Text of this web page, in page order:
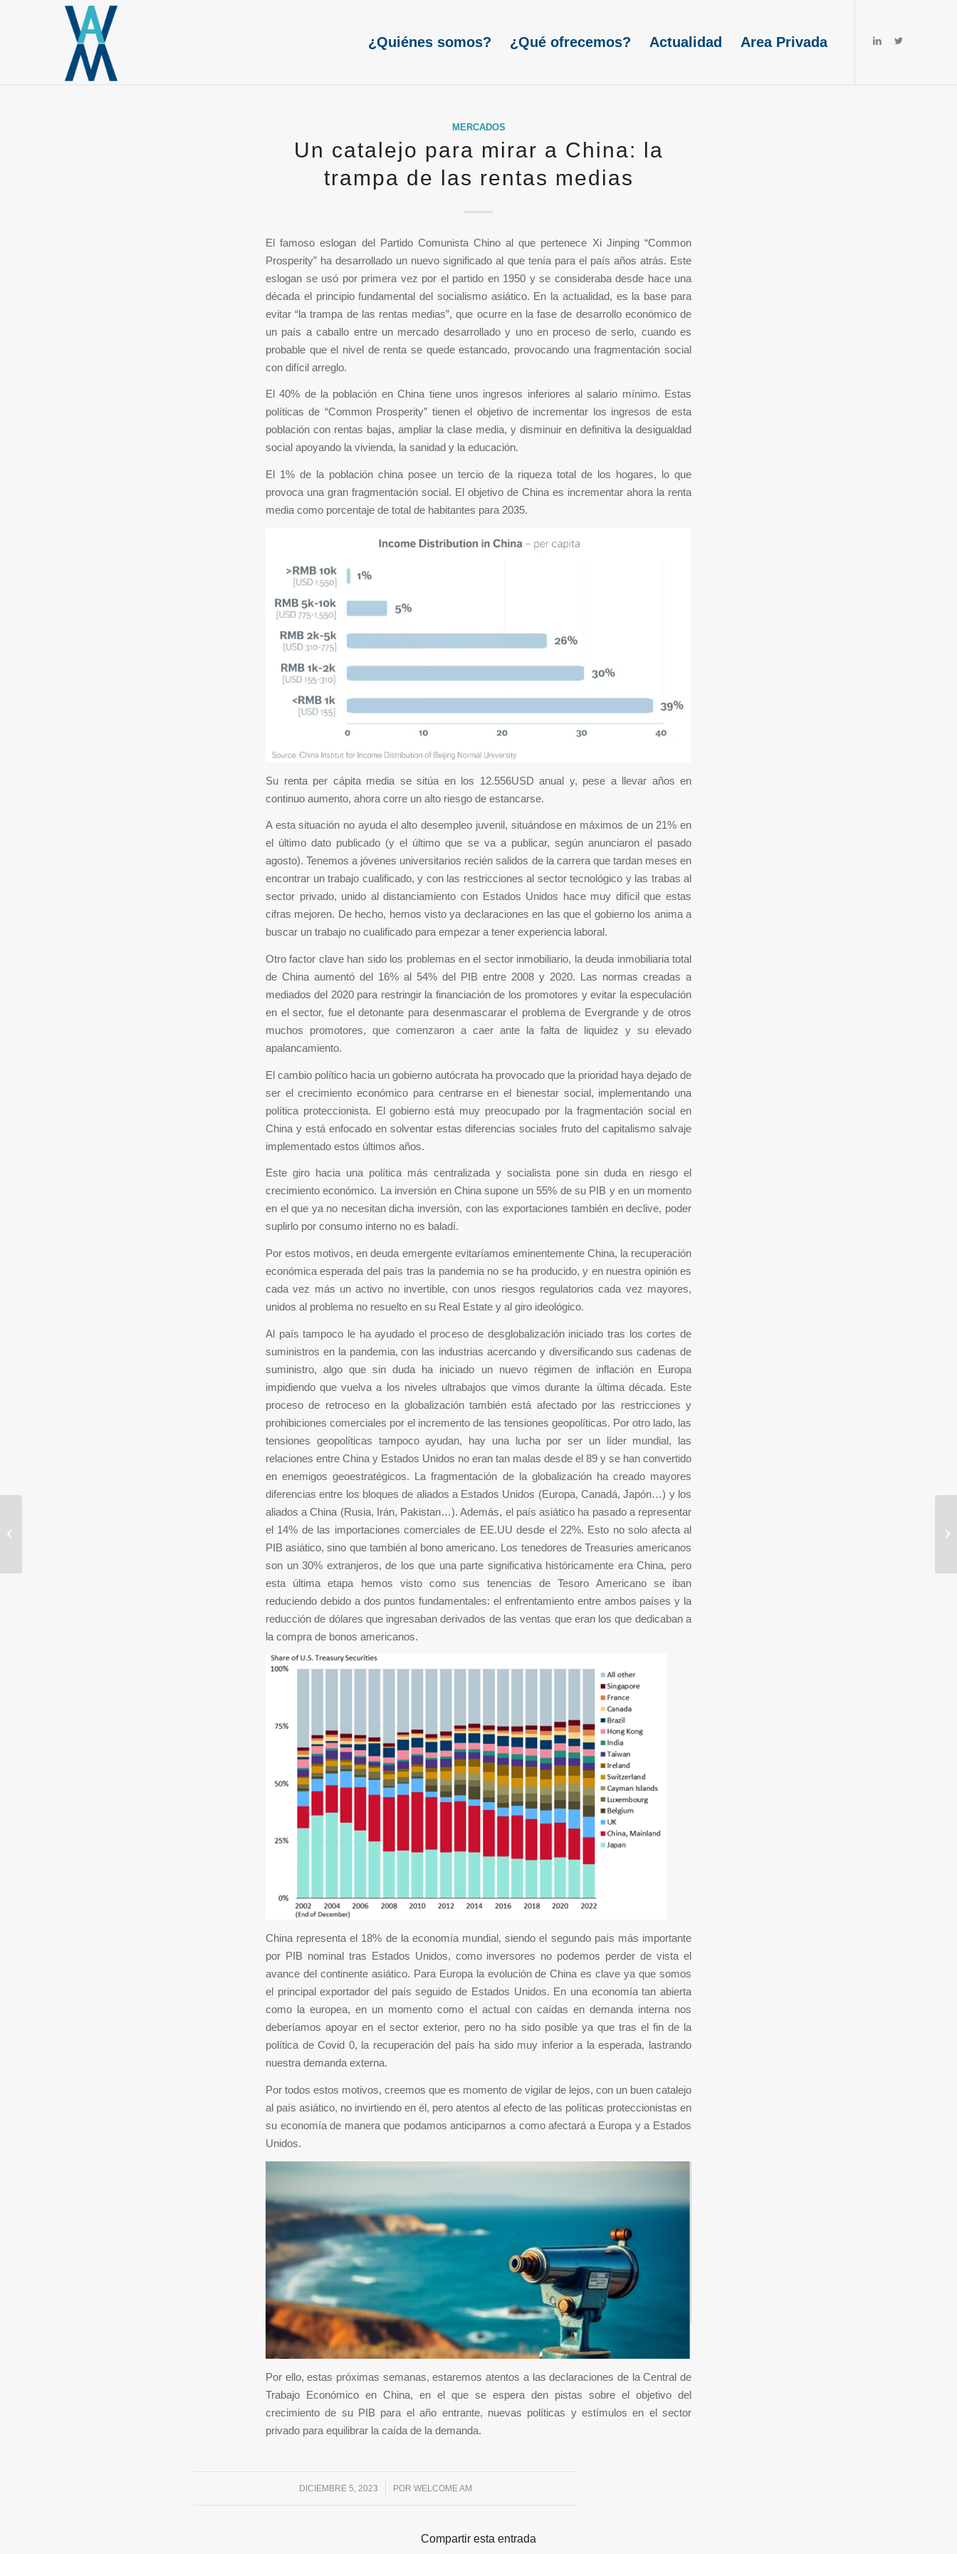
¿Quiénes somos? ¿Qué ofrecemos? Actualidad Area Privada
MERCADOS
Un catalejo para mirar a China: la
trampa de las rentas medias
El famoso eslogan del Partido Comunista Chino al que pertenece Xi Jinping “Common
Prosperity” ha desarrollado un nuevo significado al que tenía para el país años atrás. Este
eslogan se usó por primera vez por el partido en 1950 y se consideraba desde hace una
década el principio fundamental del socialismo asiático. En la actualidad, es la base para
evitar “la trampa de las rentas medias”, que ocurre en la fase de desarrollo económico de
un país a caballo entre un mercado desarrollado y uno en proceso de serlo, cuando es
probable que el nivel de renta se quede estancado, provocando una fragmentación social
con difícil arreglo.
El 40% de la población en China tiene unos ingresos inferiores al salario mínimo. Estas
políticas de “Common Prosperity” tienen el objetivo de incrementar los ingresos de esta
población con rentas bajas, ampliar la clase media, y disminuir en definitiva la desigualdad
social apoyando la vivienda, la sanidad y la educación.
El 1% de la población china posee un tercio de la riqueza total de los hogares, lo que
provoca una gran fragmentación social. El objetivo de China es incrementar ahora la renta
media como porcentaje de total de habitantes para 2035.
Su renta per cápita media se sitúa en los 12.556USD anual y, pese a llevar años en
continuo aumento, ahora corre un alto riesgo de estancarse.
A esta situación no ayuda el alto desempleo juvenil, situándose en máximos de un 21% en
el último dato publicado (y el último que se va a publicar, según anunciaron el pasado
agosto). Tenemos a jóvenes universitarios recién salidos de la carrera que tardan meses en
encontrar un trabajo cualificado, y con las restricciones al sector tecnológico y las trabas al
sector privado, unido al distanciamiento con Estados Unidos hace muy difícil que estas
cifras mejoren. De hecho, hemos visto ya declaraciones en las que el gobierno los anima a
buscar un trabajo no cualificado para empezar a tener experiencia laboral.
Otro factor clave han sido los problemas en el sector inmobiliario, la deuda inmobiliaria total
de China aumentó del 16% al 54% del PIB entre 2008 y 2020. Las normas creadas a
mediados del 2020 para restringir la financiación de los promotores y evitar la especulación
en el sector, fue el detonante para desenmascarar el problema de Evergrande y de otros
muchos promotores, que comenzaron a caer ante la falta de liquidez y su elevado
apalancamiento.
El cambio político hacia un gobierno autócrata ha provocado que la prioridad haya dejado de
ser el crecimiento económico para centrarse en el bienestar social, implementando una
política proteccionista. El gobierno está muy preocupado por la fragmentación social en
China y está enfocado en solventar estas diferencias sociales fruto del capitalismo salvaje
implementado estos últimos años.
Este giro hacia una política más centralizada y socialista pone sin duda en riesgo el
crecimiento económico. La inversión en China supone un 55% de su PIB y en un momento
en el que ya no necesitan dicha inversión, con las exportaciones también en declive, poder
suplirlo por consumo interno no es baladí.
Por estos motivos, en deuda emergente evitaríamos eminentemente China, la recuperación
económica esperada del país tras la pandemia no se ha producido, y en nuestra opinión es
cada vez más un activo no invertible, con unos riesgos regulatorios cada vez mayores,
unidos al problema no resuelto en su Real Estate y al giro ideológico.
Al país tampoco le ha ayudado el proceso de desglobalización iniciado tras los cortes de
suministros en la pandemia, con las industrias acercando y diversificando sus cadenas de
suministro, algo que sin duda ha iniciado un nuevo régimen de inflación en Europa
impidiendo que vuelva a los niveles ultrabajos que vimos durante la última década. Este
proceso de retroceso en la globalización también está afectado por las restricciones y
prohibiciones comerciales por el incremento de las tensiones geopolíticas. Por otro lado, las
tensiones geopolíticas tampoco ayudan, hay una lucha por ser un líder mundial, las
relaciones entre China y Estados Unidos no eran tan malas desde el 89 y se han convertido
en enemigos geoestratégicos. La fragmentación de la globalización ha creado mayores
diferencias entre los bloques de aliados a Estados Unidos (Europa, Canadá, Japón…) y los
aliados a China (Rusia, Irán, Pakistan…). Además, el país asiático ha pasado a representar
el 14% de las importaciones comerciales de EE.UU desde el 22%. Esto no solo afecta al
PIB asiático, sino que también al bono americano. Los tenedores de Treasuries americanos
son un 30% extranjeros, de los que una parte significativa históricamente era China, pero
esta última etapa hemos visto como sus tenencias de Tesoro Americano se iban
reduciendo debido a dos puntos fundamentales: el enfrentamiento entre ambos países y la
reducción de dólares que ingresaban derivados de las ventas que eran los que dedicaban a
la compra de bonos americanos.
China representa el 18% de la economía mundial, siendo el segundo país más importante
por PIB nominal tras Estados Unidos, como inversores no podemos perder de vista el
avance del continente asiático. Para Europa la evolución de China es clave ya que somos
el principal exportador del país seguido de Estados Unidos. En una economía tan abierta
como la europea, en un momento como el actual con caídas en demanda interna nos
deberíamos apoyar en el sector exterior, pero no ha sido posible ya que tras el fin de la
política de Covid 0, la recuperación del país ha sido muy inferior a la esperada, lastrando
nuestra demanda externa.
Por todos estos motivos, creemos que es momento de vigilar de lejos, con un buen catalejo
al país asiático, no invirtiendo en él, pero atentos al efecto de las políticas proteccionistas en
su economía de manera que podamos anticiparnos a como afectará a Europa y a Estados
Unidos.
Por ello, estas próximas semanas, estaremos atentos a las declaraciones de la Central de
Trabajo Económico en China, en el que se espera den pistas sobre el objetivo del
crecimiento de su PIB para el año entrante, nuevas políticas y estímulos en el sector
privado para equilibrar la caída de la demanda.
DICIEMBRE 5, 2023
/ POR WELCOME AM
Compartir esta entrada